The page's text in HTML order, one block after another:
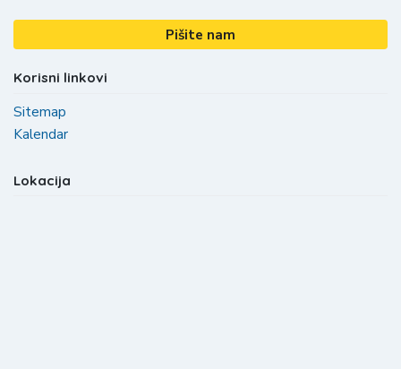
Pišite nam
Korisni linkovi
Sitemap
Kalendar
Lokacija